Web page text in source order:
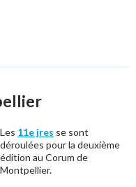
Les 11e jres se sont
déroulées pour la deuxième
édition au Corum de
Montpellier.